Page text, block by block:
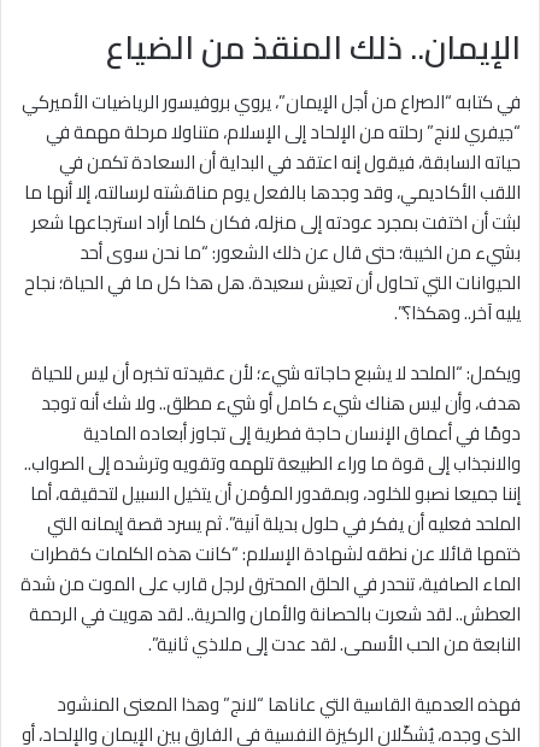
الإيمان.. ذلك المنقذ من الضياع
في كتابه “الصراع من أجل الإيمان”، يروي بروفيسور الرياضيات الأميركي
“جيفري لانج” رحلته من الإلحاد إلى الإسلام، متناولا مرحلة مهمة في
حياته السابقة، فيقول إنه اعتقد في البداية أن السعادة تكمن في
اللقب الأكاديمي، وقد وجدها بالفعل يوم مناقشته لرسالته، إلا أنها ما
لبثت أن اختفت بمجرد عودته إلى منزله، فكان كلما أراد استرجاعها شعر
بشيء من الخيبة؛ حتى قال عن ذلك الشعور: “ما نحن سوى أحد
الحيوانات التي تحاول أن تعيش سعيدة. هل هذا كل ما في الحياة؛ نجاح
يليه آخر.. وهكذا؟”.
ويكمل: “الملحد لا يشبع حاجاته شيء؛ لأن عقيدته تخبره أن ليس للحياة
هدف، وأن ليس هناك شيء كامل أو شيء مطلق.. ولا شك أنه توجد
دومًا في أعماق الإنسان حاجة فطرية إلى تجاوز أبعاده المادية
والانجذاب إلى قوة ما وراء الطبيعة تلهمه وتقويه وترشده إلى الصواب..
إننا جميعا نصبو للخلود، وبمقدور المؤمن أن يتخيل السبيل لتحقيقه، أما
الملحد فعليه أن يفكر في حلول بديلة آنية”. ثم يسرد قصة إيمانه التي
ختمها قائلا عن نطقه لشهادة الإسلام: “كانت هذه الكلمات كقطرات
الماء الصافية، تنحدر في الحلق المحترق لرجل قارب على الموت من شدة
العطش.. لقد شعرت بالحصانة والأمان والحرية.. لقد هويت في الرحمة
النابعة من الحب الأسمى. لقد عدت إلى ملاذي ثانية”.
فهذه العدمية القاسية التي عاناها “لانج” وهذا المعنى المنشود
الذي وجده، يُشكّلان الركيزة النفسية في الفارق بين الإيمان والإلحاد، أو